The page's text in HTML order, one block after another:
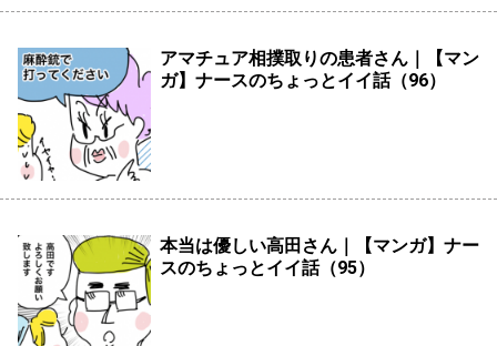
アマチュア相撲取りの患者さん｜【マン
ガ】ナースのちょっとイイ話（96）
本当は優しい高田さん｜【マンガ】ナー
スのちょっとイイ話（95）